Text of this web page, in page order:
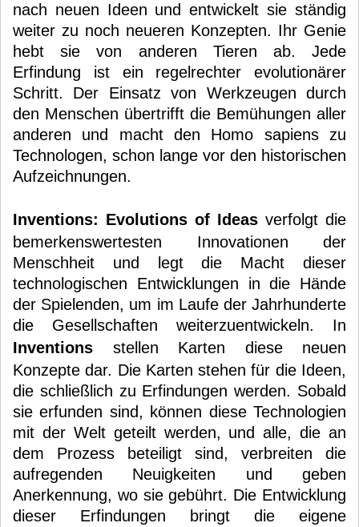
nach neuen Ideen und entwickelt sie ständig
weiter zu noch neueren Konzepten. Ihr Genie
hebt sie von anderen Tieren ab. Jede
Erfindung ist ein regelrechter evolutionärer
Schritt. Der Einsatz von Werkzeugen durch
den Menschen übertrifft die Bemühungen aller
anderen und macht den Homo sapiens zu
Technologen, schon lange vor den historischen
Aufzeichnungen.
Inventions: Evolutions of Ideas verfolgt die
bemerkenswertesten Innovationen der
Menschheit und legt die Macht dieser
technologischen Entwicklungen in die Hände
der Spielenden, um im Laufe der Jahrhunderte
die Gesellschaften weiterzuentwickeln. In
Inventions stellen Karten diese neuen
Konzepte dar. Die Karten stehen für die Ideen,
die schließlich zu Erfindungen werden. Sobald
sie erfunden sind, können diese Technologien
mit der Welt geteilt werden, und alle, die an
dem Prozess beteiligt sind, verbreiten die
aufregenden Neuigkeiten und geben
Anerkennung, wo sie gebührt. Die Entwicklung
dieser Erfindungen bringt die eigene